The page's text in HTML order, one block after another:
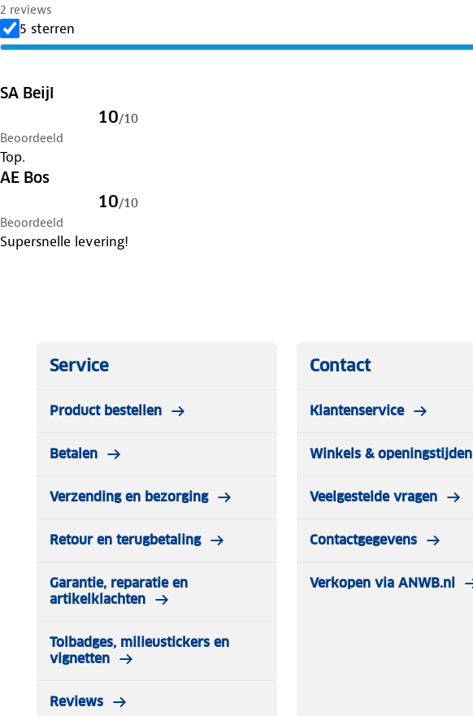
2 reviews
5 sterren
SA Beijl
10/10
Beoordeeld
Top.
AE Bos
10/10
Beoordeeld
Supersnelle levering!
Service
Product bestellen
Betalen
Verzending en bezorging
Retour en terugbetaling
Garantie, reparatie en
artikelklachten
Tolbadges, milieustickers en
vignetten
Reviews
Contact
Klantenservice
Winkels & openingstijden
Veelgestelde vragen
Contactgegevens
Verkopen via ANWB.nl